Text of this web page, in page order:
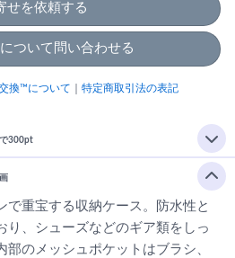
せを依頼する
ついて問い合わせる
換™について 特定商取引法の表記
300pt
で重宝する収納ケース。防水性と
り、シューズなどのギア類をしっ
のメッシュポケットはブラシ、